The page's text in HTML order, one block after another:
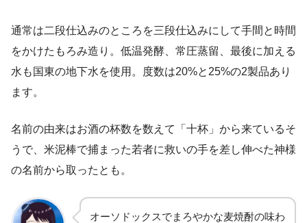
通常は二段仕込みのところを三段仕込みにして手間と時間
をかけたもろみ造り。低温発酵、常圧蒸留、最後に加える
水も国東の地下水を使用。度数は20%と25%の2製品あり
ます。
名前の由来はお酒の杯数を数えて「十杯」から来ているそ
うで、米泥棒で捕まった若者に救いの手を差し伸べた神様
の名前から取ったとも。
オーソドックスでまろやかな麦焼酎の味わ